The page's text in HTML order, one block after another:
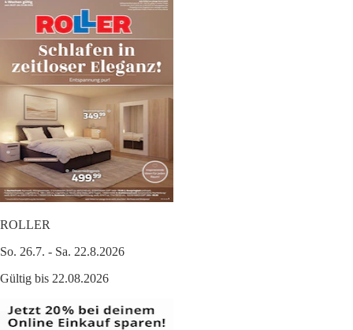
ROLLER
So. 26.7. - Sa. 22.8.2026
Gültig bis 22.08.2026